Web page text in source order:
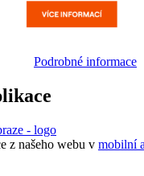
Podrobné informace
z našeho webu v mobilní